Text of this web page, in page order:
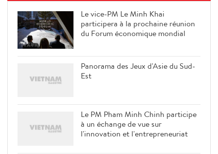
Le vice-PM Le Minh Khai
participera à la prochaine réunion
du Forum économique mondial
Panorama des Jeux d'Asie du Sud-
Est
Le PM Pham Minh Chinh participe
à un échange de vue sur
l'innovation et l'entrepreneuriat